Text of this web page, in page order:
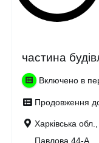
частина
Включено в
Продовження
Харківська
Павлова 44-А